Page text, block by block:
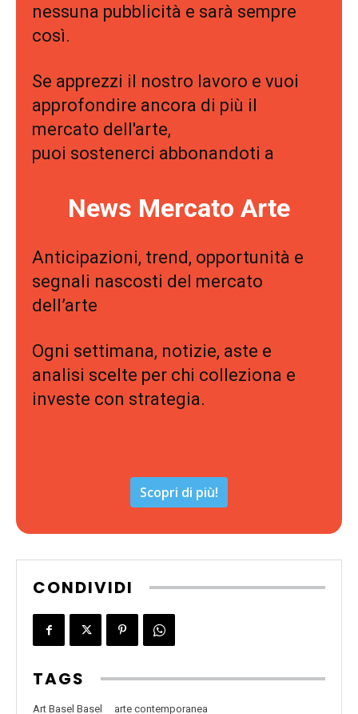
nessuna pubblicità e sarà sempre
così.
Se apprezzi il nostro lavoro e vuoi
approfondire ancora di più il
mercato dell'arte,
puoi sostenerci abbonandoti a
News Mercato Arte
Anticipazioni, trend, opportunità e
segnali nascosti del mercato
dell’arte
Ogni settimana, notizie, aste e
analisi scelte per chi colleziona e
investe con strategia.
Scopri di più!
CONDIVIDI
TAGS
Art Basel Basel arte contemporanea